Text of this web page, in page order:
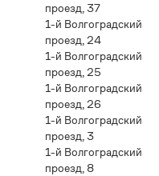
проезд, 37
1-й Волгоградский
проезд, 24
1-й Волгоградский
проезд, 25
1-й Волгоградский
проезд, 26
1-й Волгоградский
проезд, 3
1-й Волгоградский
проезд, 8